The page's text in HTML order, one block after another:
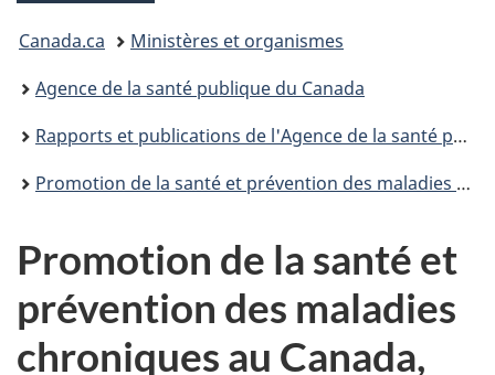
Vous
êtes
ici :
Canada.ca
Ministères et organismes
Agence de la santé publique du Canada
Rapports et publications de l'Agence de la santé publique du Canada
Promotion de la santé et prévention des maladies chroniques au Canada : Recherche, politiques et pratiques
Promotion de la santé et
prévention des maladies
chroniques au Canada,